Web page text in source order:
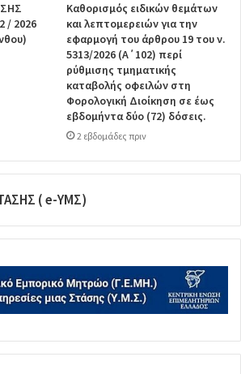
/ 2026
Καθορισμός ειδικών θεμάτων
και λεπτομερειών για την
εφαρμογή του άρθρου 19 του ν.
5313/2026 (Α΄102) περί
ρύθμισης τμηματικής
καταβολής οφειλών στη
Φορολογική Διοίκηση σε έως
εβδομήντα δύο (72) δόσεις.
2 εβδομάδες πριν
( e-ΥΜΣ)